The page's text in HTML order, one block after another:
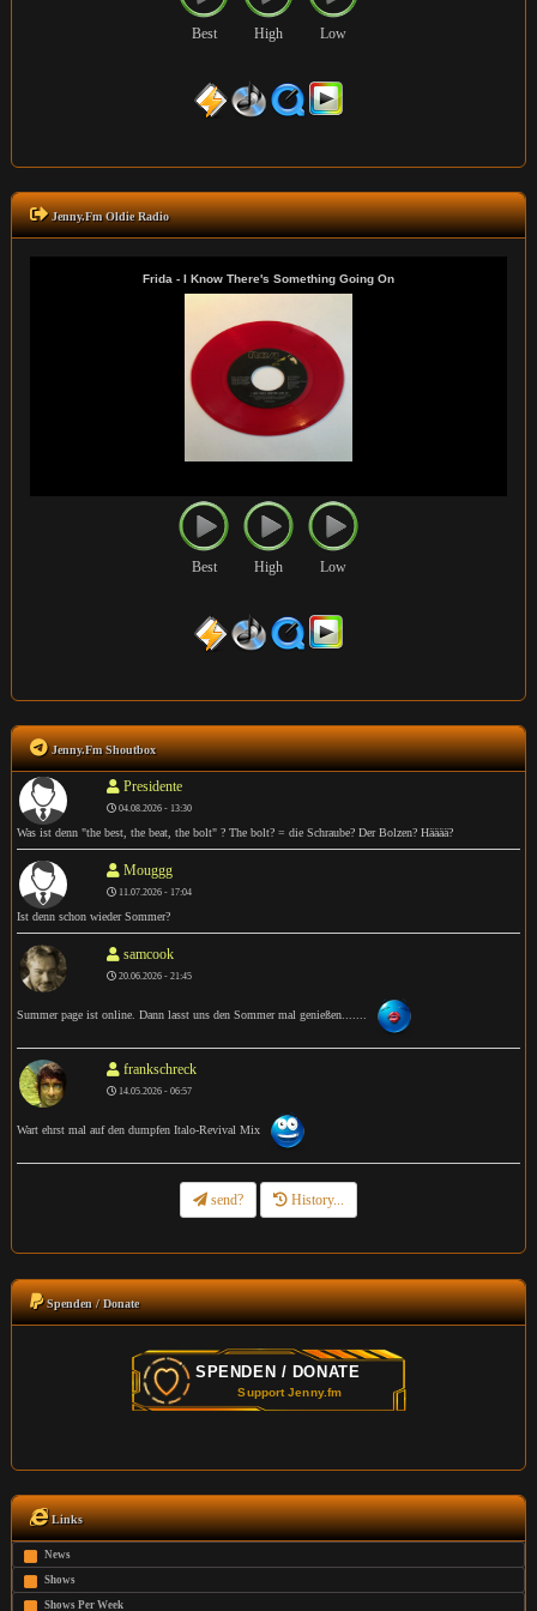
Best High Low
Jenny.Fm Oldie Radio
Best High Low
Jenny.Fm Shoutbox
Presidente
04.08.2026 - 13:30
Was ist denn "the best, the beat, the bolt" ? The bolt? = die Schraube? Der Bolzen? Hääää?
Mouggg
11.07.2026 - 17:04
Ist denn schon wieder Sommer?
samcook
20.06.2026 - 21:45
Summer page ist online. Dann lasst uns den Sommer mal genießen.......
frankschreck
14.05.2026 - 06:57
Wart ehrst mal auf den dumpfen Italo-Revival Mix
send? History...
Spenden / Donate
Links
News
Shows
Shows Per Week